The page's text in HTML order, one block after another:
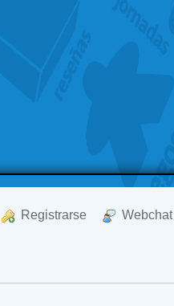
Registrarse Webchat